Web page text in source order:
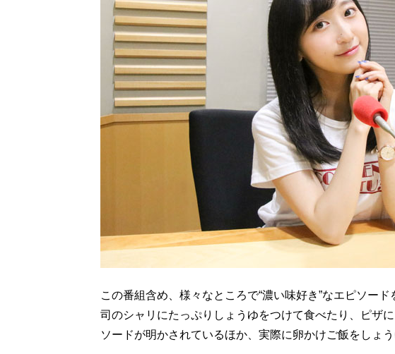
この番組含め、様々なところで“濃い味好き”なエピソー
司のシャリにたっぷりしょうゆをつけて食べたり、ピザ
ソードが明かされているほか、実際に卵かけご飯をしょ